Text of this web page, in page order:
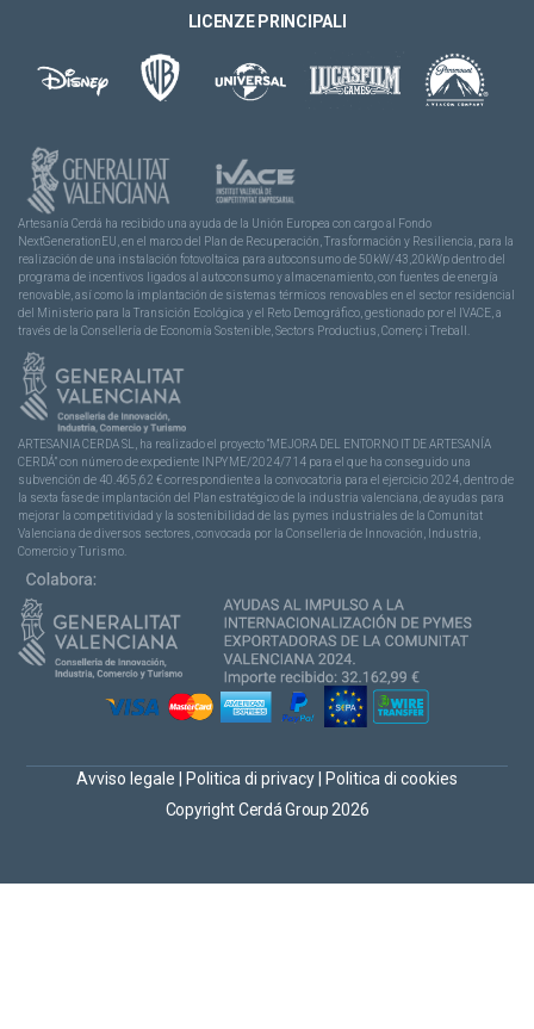
LICENZE PRINCIPALI
Artesanía Cerdá ha recibido una ayuda de la Unión Europea con cargo al Fondo
NextGenerationEU, en el marco del Plan de Recuperación, Trasformación y Resiliencia, para la
realización de una instalación fotovoltaica para autoconsumo de 50kW/43,20kWp dentro del
programa de incentivos ligados al autoconsumo y almacenamiento, con fuentes de energía
renovable, así como la implantación de sistemas térmicos renovables en el sector residencial
del Ministerio para la Transición Ecológica y el Reto Demográfico, gestionado por el IVACE, a
través de la Consellería de Economía Sostenible, Sectors Productius, Comerç i Treball.
ARTESANIA CERDA SL, ha realizado el proyecto “MEJORA DEL ENTORNO IT DE ARTESANÍA
CERDÁ” con número de expediente INPYME/2024/714 para el que ha conseguido una
subvención de 40.465,62 € correspondiente a la convocatoria para el ejercicio 2024, dentro de
la sexta fase de implantación del Plan estratégico de la industria valenciana, de ayudas para
mejorar la competitividad y la sostenibilidad de las pymes industriales de la Comunitat
Valenciana de diversos sectores, convocada por la Conselleria de Innovación, Industria,
Comercio y Turismo.
Copyright Cerdá Group 2026
Avviso legale Politica di privacy Politica di cookies